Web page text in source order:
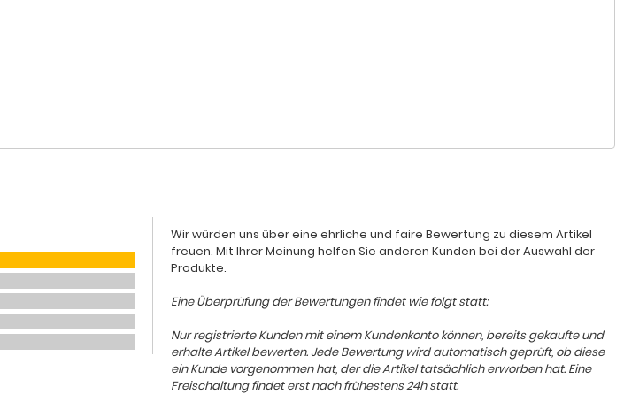
Wir würden uns über eine ehrliche und faire Bewertung zu diesem Artikel
freuen. Mit Ihrer Meinung helfen Sie anderen Kunden bei der Auswahl der
Produkte.
Eine Überprüfung der Bewertungen findet wie folgt statt:
Nur registrierte Kunden mit einem Kundenkonto können, bereits gekaufte und
erhalte Artikel bewerten. Jede Bewertung wird automatisch geprüft, ob diese
ein Kunde vorgenommen hat, der die Artikel tatsächlich erworben hat. Eine
Freischaltung findet erst nach frühestens 24h statt.